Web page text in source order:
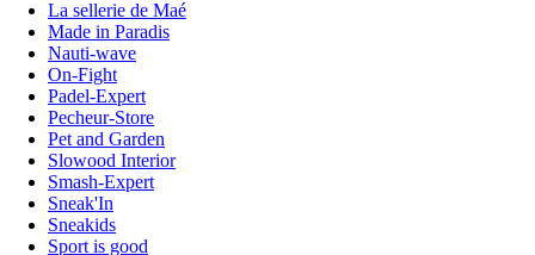
La sellerie de Maé
Made in Paradis
Nauti-wave
On-Fight
Padel-Expert
Pecheur-Store
Pet and Garden
Slowood Interior
Smash-Expert
Sneak'In
Sneakids
Sport is good